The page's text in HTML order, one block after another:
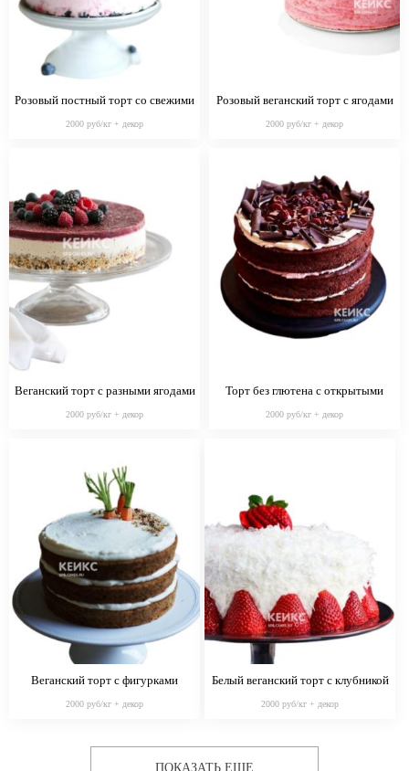
Розовый постный торт со свежими
2000 руб/кг + декор
Розовый веганский торт с ягодами
2000 руб/кг + декор
Веганский торт с разными ягодами
2000 руб/кг + декор
Торт без глютена с открытыми
2000 руб/кг + декор
Веганский торт с фигурками
2000 руб/кг + декор
Белый веганский торт с клубникой
2000 руб/кг + декор
ПОКАЗАТЬ ЕЩЕ